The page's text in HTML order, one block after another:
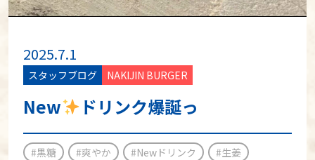
2025.7.1
スタッフブログ NAKIJIN BURGER
New ドリンク爆誕っ
#黒糖 #爽やか #Newドリンク
#生姜